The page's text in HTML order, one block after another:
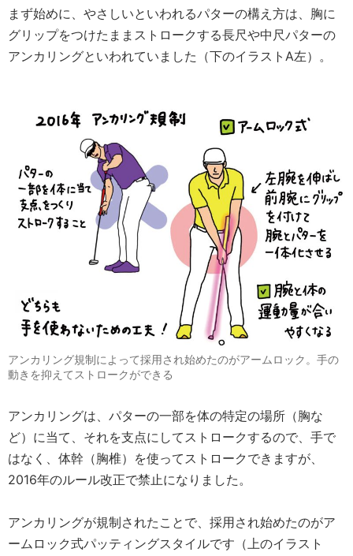
まず始めに、やさしいといわれるパターの構え方は、胸に
グリップをつけたままストロークする長尺や中尺パターの
アンカリングといわれていました（下のイラストA左）。
アンカリング規制によって採用され始めたのがアームロック。手の
動きを抑えてストロークができる
アンカリングは、パターの一部を体の特定の場所（胸な
ど）に当て、それを支点にしてストロークするので、手で
はなく、体幹（胸椎）を使ってストロークできますが、
2016年のルール改正で禁止になりました。
アンカリングが規制されたことで、採用され始めたのがア
ームロック式パッティングスタイルです（上のイラスト